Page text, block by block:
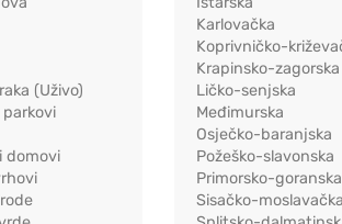
(Uživo)
domovi
Karlovačka
Koprivničko-
Krapinsko-zagorska
Ličko-senjska
Međimurska
Osječko-baranjska
Požeško-slavonska
Primorsko-goranska
Sisačko-moslavačka